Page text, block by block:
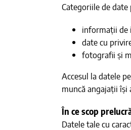
Categoriile de date
informații de
date cu
fotografii și
Accesul la datele
muncă angajații
În ce scop
Datele tale cu